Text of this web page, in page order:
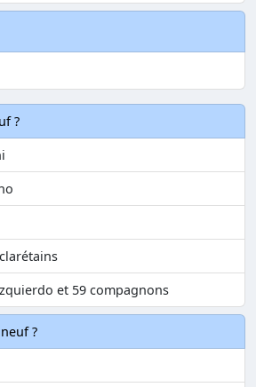
?
et 59 compagnons
?